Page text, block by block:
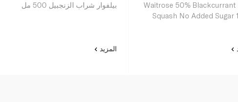
Waitrose 50% Blackcurrant
Squash No Added Sugar
بيلفوار شراب الزنجبيل 500 مل
المزيد